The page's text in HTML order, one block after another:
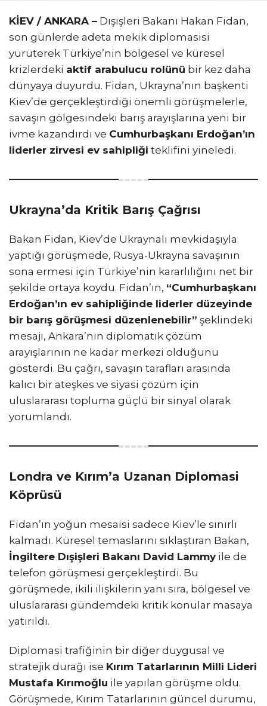
KİEV / ANKARA – Dışişleri Bakanı Hakan Fidan,
son günlerde adeta mekik diplomasisi
yürüterek Türkiye’nin bölgesel ve küresel
krizlerdeki aktif arabulucu rolünü bir kez daha
dünyaya duyurdu. Fidan, Ukrayna’nın başkenti
Kiev’de gerçekleştirdiği önemli görüşmelerle,
savaşın gölgesindeki barış arayışlarına yeni bir
ivme kazandırdı ve Cumhurbaşkanı Erdoğan’ın
liderler zirvesi ev sahipliği teklifini yineledi.
Ukrayna’da Kritik Barış Çağrısı
Bakan Fidan, Kiev’de Ukraynalı mevkidaşıyla
yaptığı görüşmede, Rusya-Ukrayna savaşının
sona ermesi için Türkiye’nin kararlılığını net bir
şekilde ortaya koydu. Fidan’ın, “Cumhurbaşkanı
Erdoğan’ın ev sahipliğinde liderler düzeyinde
bir barış görüşmesi düzenlenebilir” şeklindeki
mesajı, Ankara’nın diplomatik çözüm
arayışlarının ne kadar merkezi olduğunu
gösterdi. Bu çağrı, savaşın tarafları arasında
kalıcı bir ateşkes ve siyasi çözüm için
uluslararası topluma güçlü bir sinyal olarak
yorumlandı.
Londra ve Kırım’a Uzanan Diplomasi
Köprüsü
Fidan’ın yoğun mesaisi sadece Kiev’le sınırlı
kalmadı. Küresel temaslarını sıklaştıran Bakan,
İngiltere Dışişleri Bakanı David Lammy ile de
telefon görüşmesi gerçekleştirdi. Bu
görüşmede, ikili ilişkilerin yanı sıra, bölgesel ve
uluslararası gündemdeki kritik konular masaya
yatırıldı.
Diplomasi trafiğinin bir diğer duygusal ve
stratejik durağı ise Kırım Tatarlarının Milli Lideri
Mustafa Kırımoğlu ile yapılan görüşme oldu.
Görüşmede, Kırım Tatarlarının güncel durumu,